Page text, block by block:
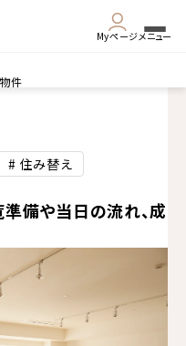
Myページメニュー
件
# 住み替え
備や当日の流れ、成